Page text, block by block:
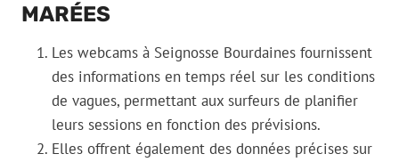
MARÉES
Les webcams à Seignosse Bourdaines fournissent
des informations en temps réel sur les conditions
de vagues, permettant aux surfeurs de planifier
leurs sessions en fonction des prévisions.
Elles offrent également des données précises sur